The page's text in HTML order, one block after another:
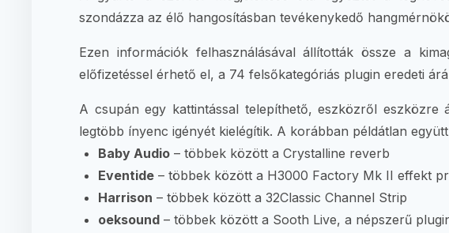
szondázza az élő hangosításban tevékenykedő
Ezen információk felhasználásával állították össze a
előfizetéssel érhető el, a 74 felsőkategóriás plugin eredeti
A csupán egy kattintással telepíthető, eszközről
legtöbb ínyenc igényét kielégítik. A korábban példátlan
Baby Audio – többek között a Crystalline reverb
Eventide – többek között a H3000 Factory Mk II effekt
Harrison – többek között a 32Classic Channel Strip
oeksound – többek között a Sooth Live, a népszerű